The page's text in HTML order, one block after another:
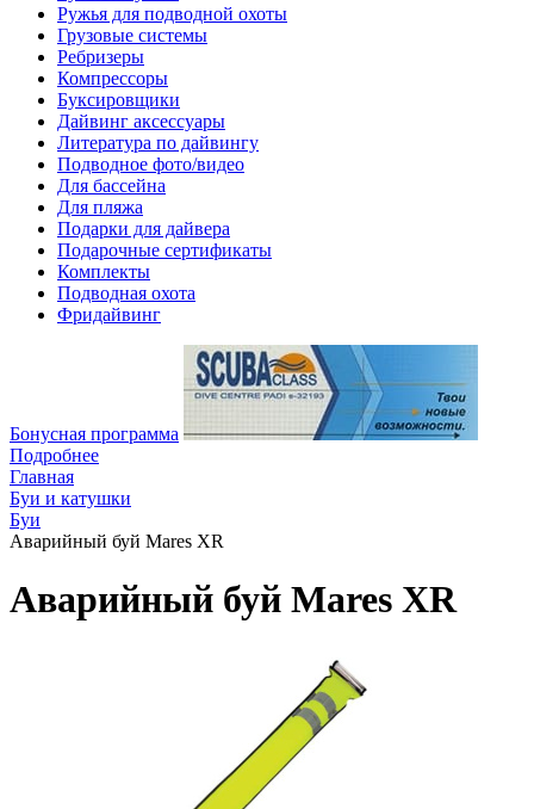
Ружья для подводной охоты
Грузовые системы
Ребризеры
Компрессоры
Буксировщики
Дайвинг аксессуары
Литература по дайвингу
Подводное фото/видео
Для бассейна
Для пляжа
Подарки для дайвера
Подарочные сертификаты
Комплекты
Подводная охота
Фридайвинг
Бонусная программа
Подробнее
Главная
Буи и катушки
Буи
Аварийный буй Mares XR
Аварийный буй Mares XR